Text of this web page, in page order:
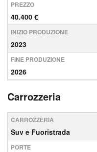
PREZZO
40.400 €
INIZIO PRODUZIONE
2023
FINE PRODUZIONE
2026
Carrozzeria
CARROZZERIA
Suv e Fuoristrada
PORTE